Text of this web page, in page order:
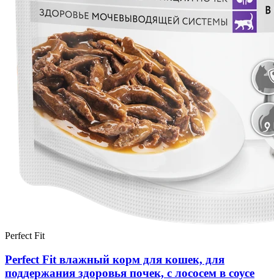
Perfect Fit
Perfect Fit влажный корм для кошек, для
поддержания здоровья почек, с лососем в соусе